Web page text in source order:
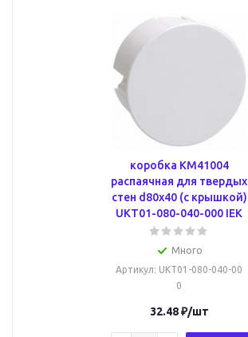
коробка КМ41004
распаячная для твердых
стен d80x40 (с крышкой)
UKT01-080-040-000 IEK
Много
Артикул: UKT01-080-040-00
0
32.48₽/шт